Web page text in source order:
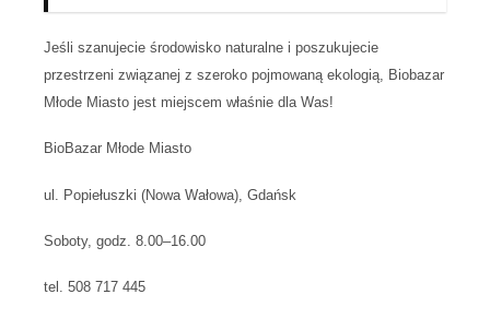
Jeśli szanujecie środowisko naturalne i poszukujecie
przestrzeni związanej z szeroko pojmowaną ekologią, Biobazar
Młode Miasto jest miejscem właśnie dla Was!
BioBazar Młode Miasto
ul. Popiełuszki (Nowa Wałowa), Gdańsk
Soboty, godz. 8.00–16.00
tel. 508 717 445